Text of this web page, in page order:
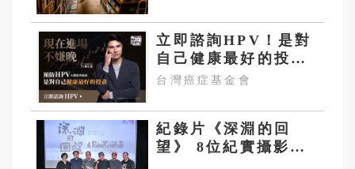
立即諮詢HPV！是對
自己健康最好的投
資，把握現在不嫌
台灣癌症基金會
紀錄片《深淵的回
望》 8位紀實攝影家